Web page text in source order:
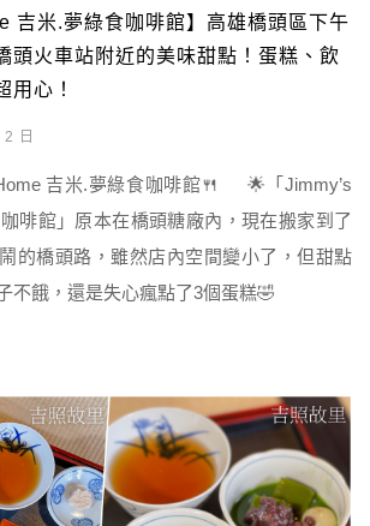
吉米.夢綠食咖啡館】高雄橋頭區下午
頭火車站附近的美味甜點！蛋糕、飲
用心！
日
吉米.夢綠食咖啡館🍴 🌟「Jimmy’s
啡館」原本在橋頭糖廠內，現在搬家到了
的橋頭路，雖然店內空間變小了，但甜點
不餓，還是失心瘋點了3個蛋糕🤣